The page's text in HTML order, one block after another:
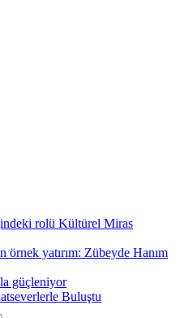
rolü Kültürel Miras
örnek yatırım: Zübeyde Hanım
güçleniyor
Buluştu